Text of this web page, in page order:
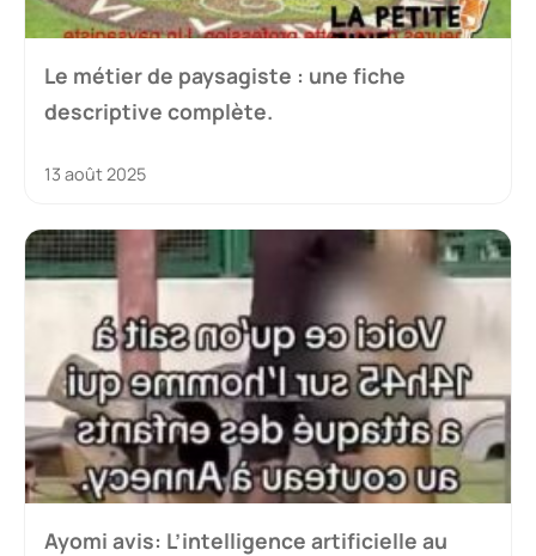
Le métier de paysagiste : une fiche
descriptive complète.
13 août 2025
Ayomi avis: L’intelligence artificielle au